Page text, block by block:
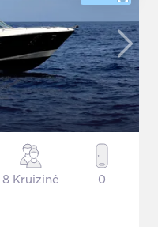
8 Kruizinė 0